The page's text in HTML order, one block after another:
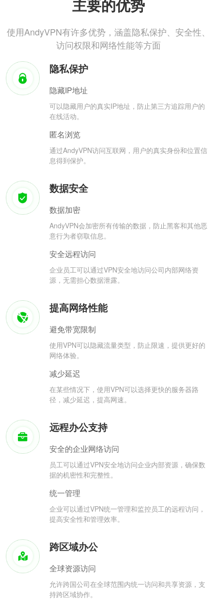
主要的优势
使用AndyVPN有许多优势，涵盖隐私保护、安全性、
访问权限和网络性能等方面
隐私保护
隐藏IP地址
可以隐藏用户的真实IP地址，防止第三方追踪用户的
在线活动。
匿名浏览
通过AndyVPN访问互联网，用户的真实身份和位置信
息得到保护。
数据安全
数据加密
AndyVPN会加密所有传输的数据，防止黑客和其他恶
意行为者窃取信息。
安全远程访问
企业员工可以通过VPN安全地访问公司内部网络资
源，无需担心数据泄露。
提高网络性能
避免带宽限制
使用VPN可以隐藏流量类型，防止限速，提供更好的
网络体验。
减少延迟
在某些情况下，使用VPN可以选择更快的服务器路
径，减少延迟，提高网速。
远程办公支持
安全的企业网络访问
员工可以通过VPN安全地访问企业内部资源，确保数
据的机密性和完整性。
统一管理
企业可以通过VPN统一管理和监控员工的远程访问，
提高安全性和管理效率。
跨区域办公
全球资源访问
允许跨国公司在全球范围内统一访问和共享资源，支
持跨区域协作。